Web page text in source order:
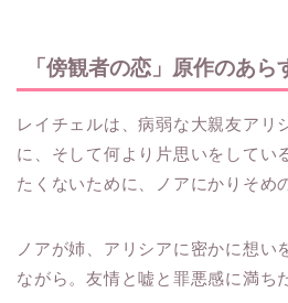
「傍観者の恋」原作のあら
レイチェルは、病弱な大親友アリ
に、そして何より片思いをしてい
たくないために、ノアにかりそめ
ノアが姉、アリシアに密かに想い
ながら。友情と嘘と罪悪感に満ち